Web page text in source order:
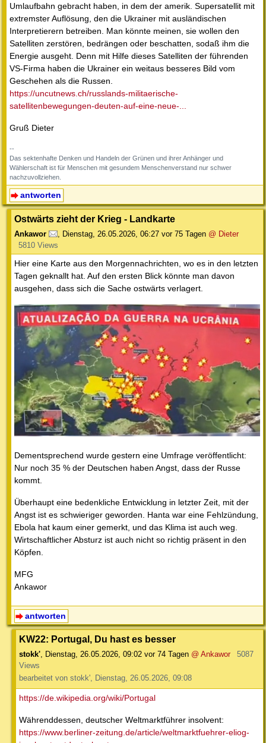
Umlaufbahn gebracht haben, in dem der amerik. Supersatellit mit
extremster Auflösung, den die Ukrainer mit ausländischen
Interpretierern betreiben. Man könnte meinen, sie wollen den
Satelliten zerstören, bedrängen oder beschatten, sodaß ihm die
Energie ausgeht. Denn mit Hilfe dieses Satelliten der führenden
VS-Firma haben die Ukrainer ein weitaus besseres Bild vom
Geschehen als die Russen.
https://uncutnews.ch/russlands-militaerische-
satellitenbewegungen-deuten-auf-eine-neue-...
Gruß Dieter
--
Das sektenhafte Denken und Handeln der Grünen und ihrer Anhänger und
Wählerschaft ist für Menschen mit gesundem Menschenverstand nur schwer
nachzuvollziehen.
antworten
Ostwärts zieht der Krieg - Landkarte
Ankawor , Dienstag, 26.05.2026, 06:27 vor 75 Tagen @ Dieter
5810 Views
Hier eine Karte aus den Morgennachrichten, wo es in den letzten
Tagen geknallt hat. Auf den ersten Blick könnte man davon
ausgehen, dass sich die Sache ostwärts verlagert.
Dementsprechend wurde gestern eine Umfrage veröffentlicht:
Nur noch 35 % der Deutschen haben Angst, dass der Russe
kommt.
Überhaupt eine bedenkliche Entwicklung in letzter Zeit, mit der
Angst ist es schwieriger geworden. Hanta war eine Fehlzündung,
Ebola hat kaum einer gemerkt, und das Klima ist auch weg.
Wirtschaftlicher Absturz ist auch nicht so richtig präsent in den
Köpfen.
MFG
Ankawor
antworten
KW22: Portugal, Du hast es besser
stokk', Dienstag, 26.05.2026, 09:02 vor 74 Tagen @ Ankawor
5087
Views
bearbeitet von stokk', Dienstag, 26.05.2026, 09:08
https://de.wikipedia.org/wiki/Portugal
Währenddessen, deutscher Weltmarktführer insolvent:
https://www.berliner-zeitung.de/article/weltmarktfuehrer-eliog-